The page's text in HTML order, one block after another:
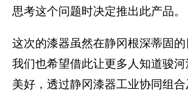
思考这个问题时决定推出此产品。
这次的漆器虽然在静冈根深蒂固
我们也希望借此让更多人知道骏河
美好，透过静冈漆器工业协同组合